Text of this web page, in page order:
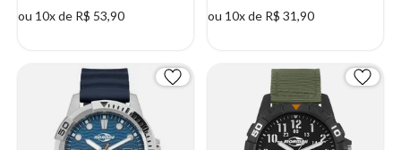
ou 10x de R$ 53,90 ou 10x de R$ 31,90